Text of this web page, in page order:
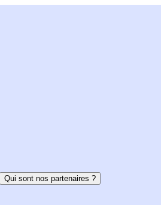
Qui sont nos partenaires ?